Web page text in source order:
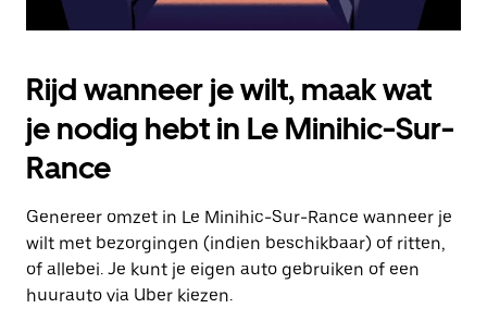
Rijd wanneer je wilt, maak wat
je nodig hebt in Le Minihic-Sur-
Rance
Genereer omzet in Le Minihic-Sur-Rance wanneer je
wilt met bezorgingen (indien beschikbaar) of ritten,
of allebei. Je kunt je eigen auto gebruiken of een
huurauto via Uber kiezen.